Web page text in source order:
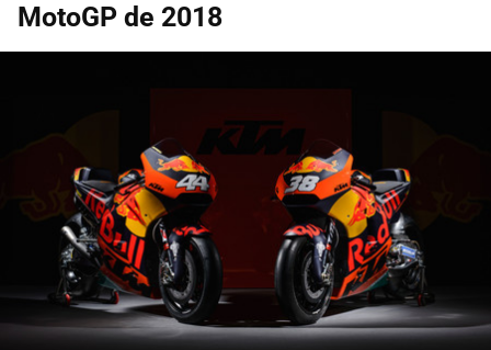
MotoGP de 2018